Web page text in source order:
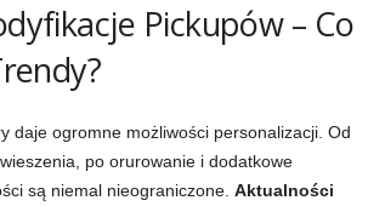
Pickupów – Co
daje ogromne możliwości personalizacji. Od
po orurowanie i dodatkowe
są niemal nieograniczone. Aktualności